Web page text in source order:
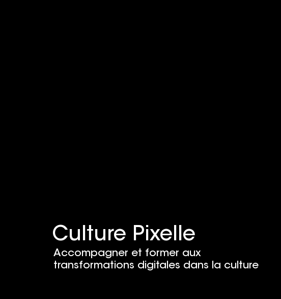
Culture Pixelle
Accompagner et former aux
transformations digitales dans la culture